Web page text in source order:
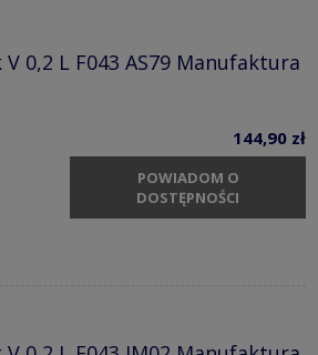
0,2 L F043 AS79 Manufaktura
144,90 zł
POWIADOM O
DOSTĘPNOŚCI